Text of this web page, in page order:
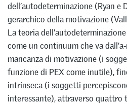
dell’autodeterminazione (Ryan e
gerarchico della motivazione
La teoria
come un continuum che va
mancanza di motivazione (i
funzione di PEX come inutile),
intrinseca (i soggetti
interessante), attraverso quattro